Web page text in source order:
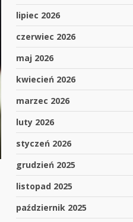
lipiec 2026
czerwiec 2026
maj 2026
kwiecień 2026
marzec 2026
luty 2026
styczeń 2026
grudzień 2025
listopad 2025
październik 2025